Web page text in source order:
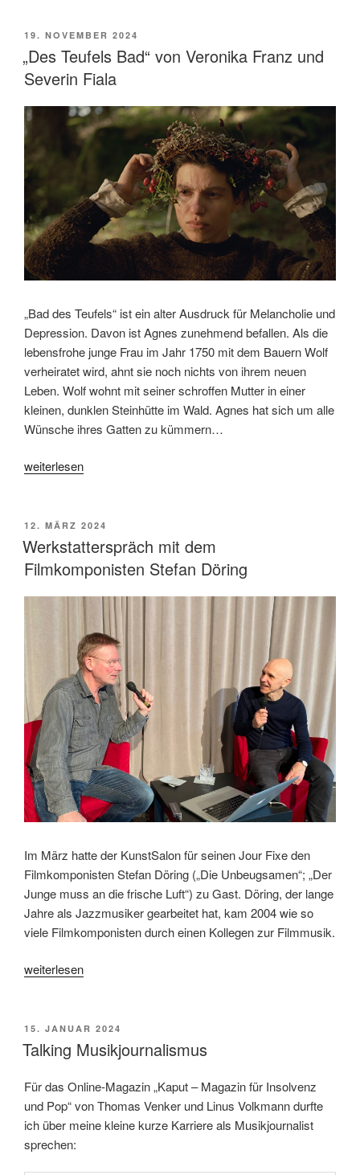
Jacques
Audiard:
Gesungene
Wiedergutmachung“
VERÖFFENTLICHT
AM
19. NOVEMBER 2024
„Des Teufels Bad“ von Veronika Franz und
Severin Fiala
„Bad des Teufels“ ist ein alter Ausdruck für Melancholie und
Depression. Davon ist Agnes zunehmend befallen. Als die
lebensfrohe junge Frau im Jahr 1750 mit dem Bauern Wolf
verheiratet wird, ahnt sie noch nichts von ihrem neuen
Leben. Wolf wohnt mit seiner schroffen Mutter in einer
kleinen, dunklen Steinhütte im Wald. Agnes hat sich um alle
Wünsche ihres Gatten zu kümmern…
„„Des
von
Veronika
Franz
und
Severin
weiterlesen
VERÖFFENTLICHT
AM
12. MÄRZ 2024
Werkstatterspräch mit dem
Filmkomponisten Stefan Döring
Im März hatte der KunstSalon für seinen Jour Fixe den
Filmkomponisten Stefan Döring („Die Unbeugsamen“; „Der
Junge muss an die frische Luft“) zu Gast. Döring, der lange
Jahre als Jazzmusiker gearbeitet hat, kam 2004 wie so
viele Filmkomponisten durch einen Kollegen zur Filmmusik.
„Werkstatterspräch
Filmkomponisten
Stefan
weiterlesen
VERÖFFENTLICHT
AM
15. JANUAR 2024
Talking Musikjournalismus
Für das Online-Magazin „Kaput – Magazin für Insolvenz
und Pop“ von Thomas Venker und Linus Volkmann durfte
ich über meine kleine kurze Karriere als Musikjournalist
sprechen: